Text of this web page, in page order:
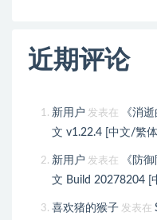
近期评论
新用户 发表在
《消
文 v1.22.4 [中文/繁
新用户 发表在
《防
文 Build 20278204 [
喜欢猪的猴子 发表在